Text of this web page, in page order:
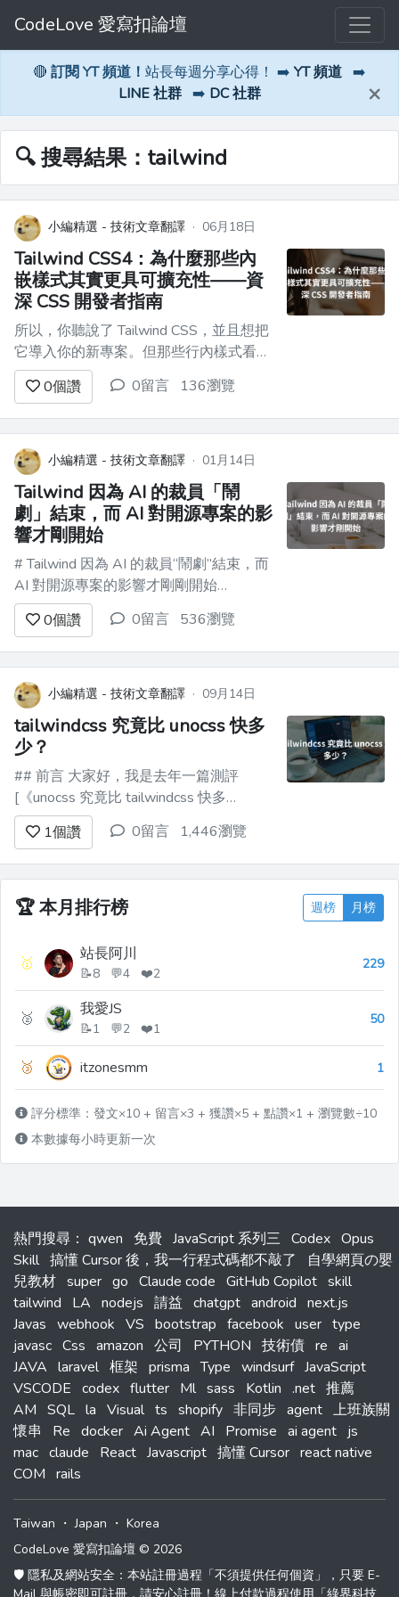
CodeLove 愛寫扣論壇
🔴 訂閱 YT 頻道！ 站長每週分享心得！ ➡️ YT 頻道 ➡️
LINE 社群 ➡️ DC 社群 ×
🔍 搜尋結果：tailwind
小編精選 - 技術文章翻譯 · 06月18日
Tailwind CSS4：為什麼那些內
嵌樣式其實更具可擴充性——資
深 CSS 開發者指南
所以，你聽說了 Tailwind CSS，並且想把
它導入你的新專案。但那些行內樣式看起
來也太亂了吧——它們看起來很像我們以
前被告誡要避免的那種舊式 `style="font-
size: 12px; color: green; font-style:
italics"` 寫法。這到底是怎麼回事？我們
是...
0個讚 0留言 136瀏覽
小編精選 - 技術文章翻譯 · 01月14日
Tailwind 因為 AI 的裁員「鬧
劇」結束，而 AI 對開源專案的影
響才剛開始
# Tailwind 因為 AI 的裁員“鬧劇”結束，而
AI 對開源專案的影響才剛剛開始
**Tailwind 還是相當明白「會哭的孩子有
奶吃」這個道理**，“裁員風波”才剛開
始，立馬就收到谷歌 AI Studio 、Vercel
和 Lovable 的相關贊助： ![image](https...
0個讚 0留言 536瀏覽
小編精選 - 技術文章翻譯 · 09月14日
tailwindcss 究竟比 unocss 快多
少？
## 前言 大家好，我是去年一篇測評
[《unocss 究竟比 tailwindcss 快多
少？》]
(https://juejin.cn/post/7342693286447087625)
的作者 `icebreaker`。 一晃到了 **2025
年**，`tailwindcss@4`...
1個讚 0留言 1,446瀏覽
🏆本月排行榜 週榜 月榜
🥇 站長阿川
📝8 💬4 ❤️2
229
🥈 我愛JS
📝1 💬2 ❤️1
50
🥉 itzonesmm 1
評分標準：發文×10 + 留言×3 + 獲讚×5 + 點讚×1 + 瀏覽數÷10
本數據每小時更新一次
熱門搜尋 ： qwen 免費 JavaScript 系列三 Codex Opus
Skill 搞懂 Cursor 後，我一行程式碼都不敲了
自學網頁の嬰
兒教材 super go Claude code GitHub Copilot skill
tailwind
LA nodejs 請益 chatgpt android next.js
Javas webhook VS bootstrap facebook user type
javasc Css amazon 公司 PYTHON 技術債 re ai
JAVA laravel 框架 prisma Type windsurf JavaScript
VSCODE codex flutter Ml sass Kotlin .net 推薦
AM SQL la Visual ts shopify 非同步 agent 上班族關
懷串
Re docker Ai Agent AI Promise ai agent js
mac claude React Javascript 搞懂 Cursor react native
COM rails
Taiwan ・Japan ・ Korea
CodeLove 愛寫扣論壇 © 2026
🛡️ 隱私及網站安全：本站註冊過程「不須提供任何個資」，只要 E-